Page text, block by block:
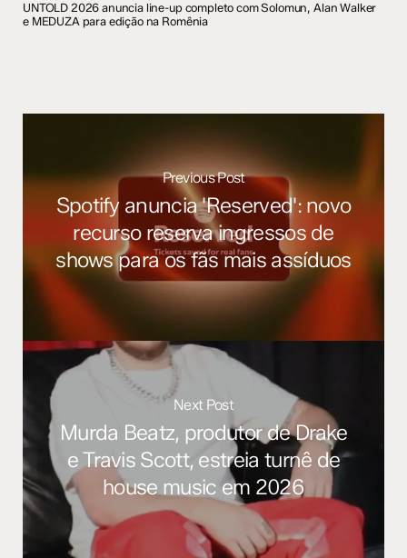
UNTOLD 2026 anuncia line-up completo com Solomun, Alan Walker
e MEDUZA para edição na Romênia
Previous Post
Spotify anuncia 'Reserved': novo
recurso reserva ingressos de
shows para os fãs mais assíduos
Next Post
Murda Beatz, produtor de Drake
e Travis Scott, estreia turnê de
house music em 2026